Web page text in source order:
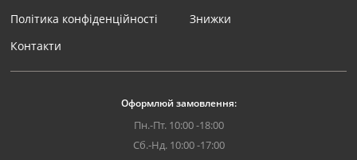
Політика конфіденційності
Контакти
Знижки
Оформлюй замовлення:
Пн.-Пт. 10:00 -18:00
Сб.-Нд. 10:00 -17:00